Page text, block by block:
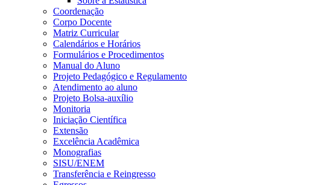
Coordenação
Corpo Docente
Matriz Curricular
Calendários e Horários
Formulários e Procedimentos
Manual do Aluno
Projeto Pedagógico e Regulamento
Atendimento ao aluno
Projeto Bolsa-auxílio
Monitoria
Iniciação Científica
Extensão
Excelência Acadêmica
Monografias
SISU/ENEM
Transferência e Reingresso